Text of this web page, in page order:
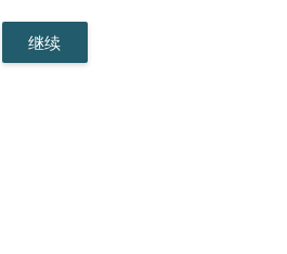
继续